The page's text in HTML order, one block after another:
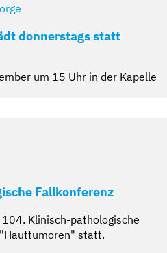
donnerstags statt
um 15 Uhr in der Kapelle
Fallkonferenz
Klinisch-pathologische
statt.